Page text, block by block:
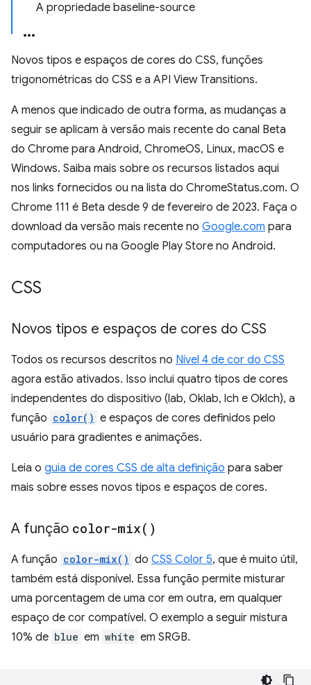
A propriedade baseline-source
Novos tipos e espaços de cores do CSS, funções
trigonométricas do CSS e a API View Transitions.
A menos que indicado de outra forma, as mudanças a
seguir se aplicam à versão mais recente do canal Beta
do Chrome para Android, ChromeOS, Linux, macOS e
Windows. Saiba mais sobre os recursos listados aqui
nos links fornecidos ou na lista do ChromeStatus.com. O
Chrome 111 é Beta desde 9 de fevereiro de 2023. Faça o
download da versão mais recente no Google.com para
computadores ou na Google Play Store no Android.
CSS
Novos tipos e espaços de cores do CSS
Todos os recursos descritos no Nível 4 de cor do CSS
agora estão ativados. Isso inclui quatro tipos de cores
independentes do dispositivo (lab, Oklab, lch e Oklch), a
função color() e espaços de cores definidos pelo
usuário para gradientes e animações.
Leia o guia de cores CSS de alta definição para saber
mais sobre esses novos tipos e espaços de cores.
A função color-mix( )
A função color-mix() do CSS Color 5, que é muito útil,
também está disponível. Essa função permite misturar
uma porcentagem de uma cor em outra, em qualquer
espaço de cor compatível. O exemplo a seguir mistura
10% de blue em white em SRGB.